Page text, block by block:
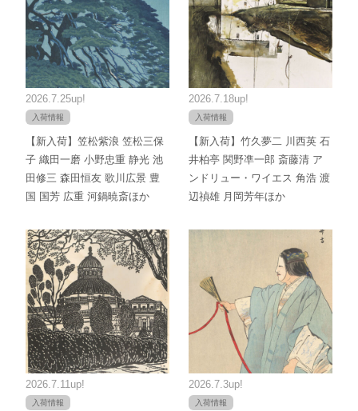
2026.7.25up!
入荷情報
【新入荷】笠松紫浪 笠松三保
子 織田一磨 小野忠重 静光 池
田修三 森田恒友 歌川広景 豊
国 国芳 広重 河鍋暁斎ほか
2026.7.18up!
入荷情報
【新入荷】竹久夢二 川西英 石
井柏亭 関野凖一郎 斎藤清 ア
ンドリュー・ワイエス 角浩 渡
辺禎雄 月岡芳年ほか
2026.7.11up!
入荷情報
2026.7.3up!
入荷情報